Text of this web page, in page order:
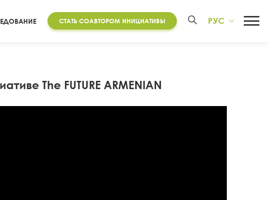
СТАТЬ СОАВТОРОМ ИНИЦИАТИВЫ РУС
The FUTURE ARMENIAN